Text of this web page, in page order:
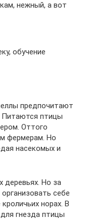
нежный, а вот
обучение
предпочитают
Питаются птицы
Оттого
фермерам. Но
насекомых и
деревьях. Но за
себе
норах. В
гнезда птицы